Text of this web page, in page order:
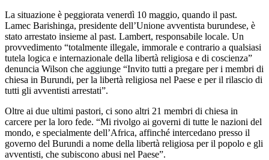
La situazione è peggiorata venerdì 10 maggio, quando il past.
Lamec Barishinga, presidente dell’Unione avventista burundese, è
stato arrestato insieme al past. Lambert, responsabile locale. Un
provvedimento “totalmente illegale, immorale e contrario a qualsiasi
tutela logica e internazionale della libertà religiosa e di coscienza”
denuncia Wilson che aggiunge “Invito tutti a pregare per i membri di
chiesa in Burundi, per la libertà religiosa nel Paese e per il rilascio di
tutti gli avventisti arrestati”.
Oltre ai due ultimi pastori, ci sono altri 21 membri di chiesa in
carcere per la loro fede. “Mi rivolgo ai governi di tutte le nazioni del
mondo, e specialmente dell’Africa, affinché intercedano presso il
governo del Burundi a nome della libertà religiosa per il popolo e gli
avventisti, che subiscono abusi nel Paese”.